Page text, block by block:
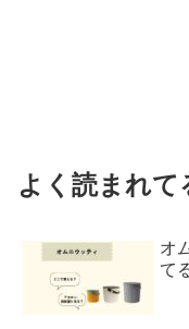
よく読まれて
オ
て